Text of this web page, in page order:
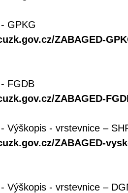
GPKG
ZABAGED-
FGDB
ZABAGED-
Výškopis - vrstevnice –
ZABAGED-
Výškopis - vrstevnice –